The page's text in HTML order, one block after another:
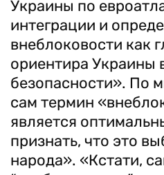
Украины по
интеграции и
внеблоковости как
ориентира Украины
безопасности». По
сам термин
является
признать, что это
народа». «Кстати,